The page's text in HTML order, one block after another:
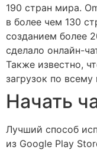
190 стран мира.
в более чем 130
созданием более
сделало онлайн-
Также известно,
загрузок по всему
Начать
Лучший способ
из Google Play